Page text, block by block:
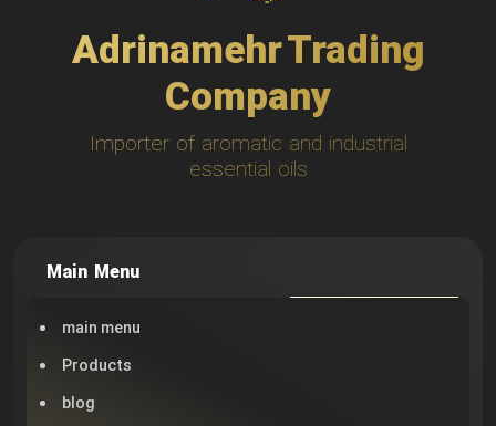
Adrinamehr Trading
Company
Importer of aromatic and industrial
essential oils
Main Menu
main menu
Products
blog